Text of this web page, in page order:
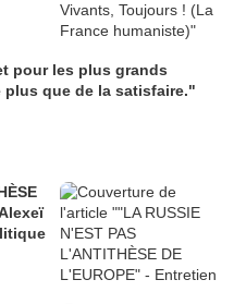
pour les plus grands
plus que de la satisfaire."